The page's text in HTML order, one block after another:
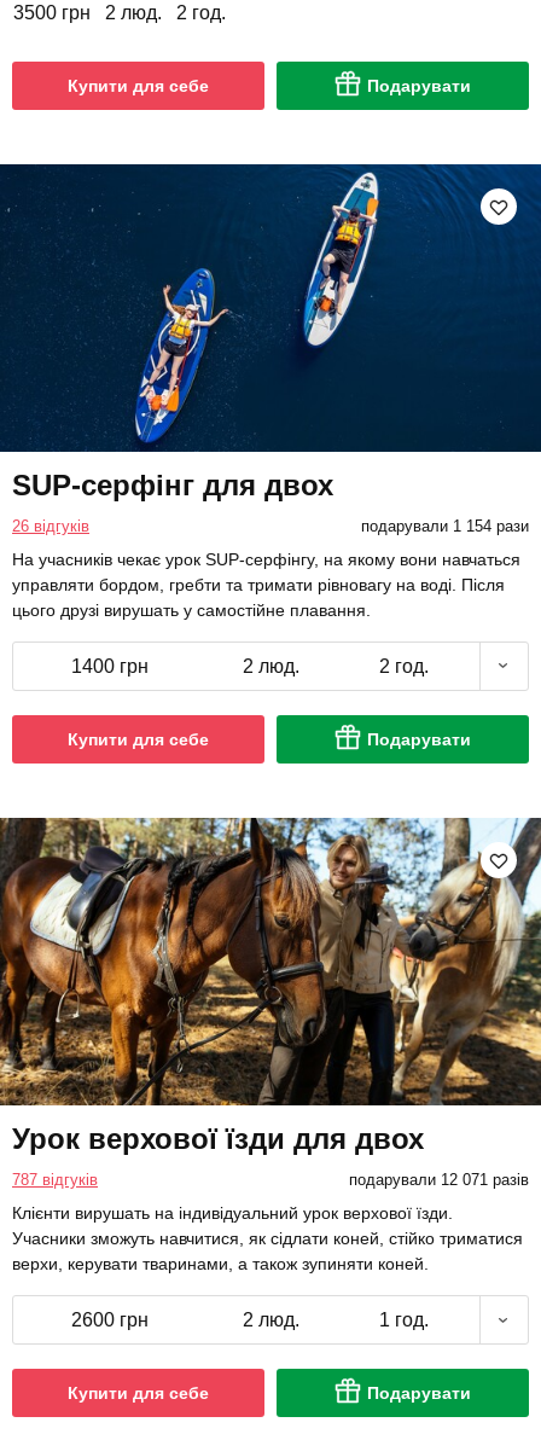
3500 грн 2 люд. 2 год.
Купити для себе Подарувати
SUP-серфінг для двох
26 відгуків подарували 1 154 рази
На учасників чекає урок SUP-серфінгу, на якому вони навчаться
управляти бордом, гребти та тримати рівновагу на воді. Після
цього друзі вирушать у самостійне плавання.
1400 грн 2 люд. 2 год.
Купити для себе Подарувати
Урок верхової їзди для двох
787 відгуків подарували 12 071 разів
Клієнти вирушать на індивідуальний урок верхової їзди.
Учасники зможуть навчитися, як сідлати коней, стійко триматися
верхи, керувати тваринами, а також зупиняти коней.
2600 грн 2 люд. 1 год.
Купити для себе Подарувати